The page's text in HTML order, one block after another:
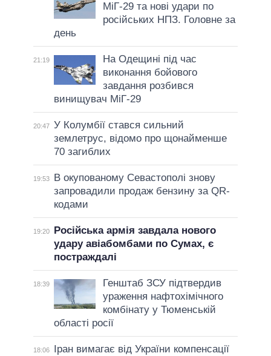
МіГ-29 та нові удари по
російських НПЗ. Головне за
день
21:19
На Одещині під час
виконання бойового
завдання розбився
винищувач МіГ-29
20:47 У Колумбії стався сильний
землетрус, відомо про щонайменше
70 загиблих
19:53
В окупованому Севастополі знову
запровадили продаж бензину за QR-
кодами
19:20
Російська армія завдала нового
удару авіабомбами по Сумах, є
постраждалі
18:39
Генштаб ЗСУ підтвердив
ураження нафтохімічного
комбінату у Тюменській
області росії
18:06
Іран вимагає від України компенсації